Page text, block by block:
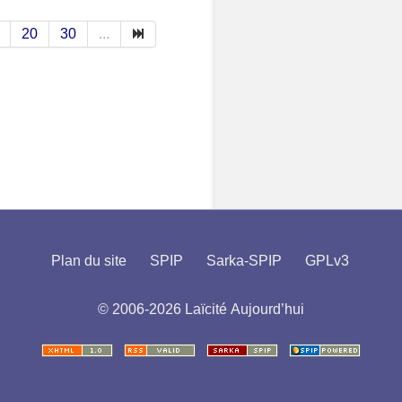
20 30 ...
Plan du site SPIP Sarka-SPIP GPLv3
© 2006-2026 Laïcité Aujourd’hui